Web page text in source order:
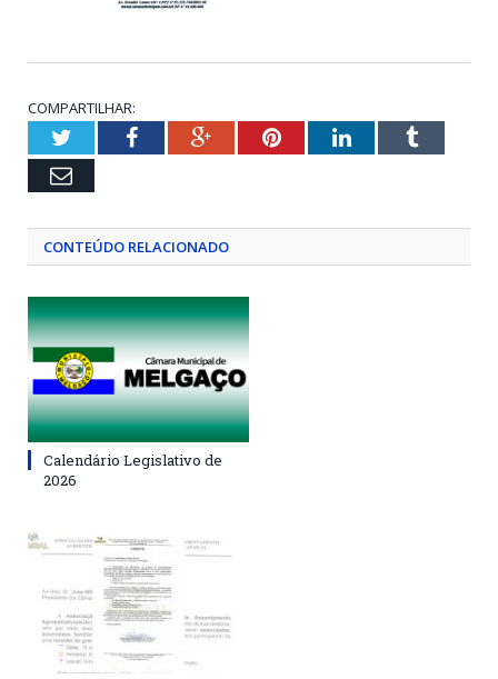
COMPARTILHAR:
TwitterFacebookGoogle+PinterestLinkedInTumblr
Email
CONTEÚDO RELACIONADO
Calendário Legislativo de
2026